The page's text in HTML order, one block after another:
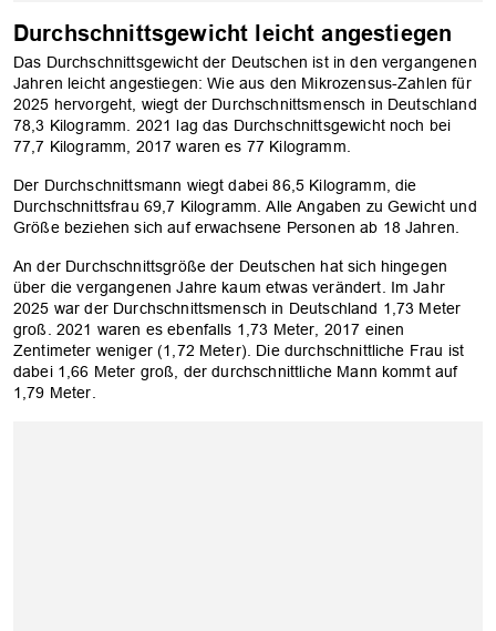
OK
Durchschnittsgewicht leicht angestiegen
Das Durchschnittsgewicht der Deutschen ist in den vergangenen
Jahren leicht angestiegen: Wie aus den Mikrozensus-Zahlen für
2025 hervorgeht, wiegt der Durchschnittsmensch in Deutschland
78,3 Kilogramm. 2021 lag das Durchschnittsgewicht noch bei
77,7 Kilogramm, 2017 waren es 77 Kilogramm.
Der Durchschnittsmann wiegt dabei 86,5 Kilogramm, die
Durchschnittsfrau 69,7 Kilogramm. Alle Angaben zu Gewicht und
Größe beziehen sich auf erwachsene Personen ab 18 Jahren.
An der Durchschnittsgröße der Deutschen hat sich hingegen
über die vergangenen Jahre kaum etwas verändert. Im Jahr
2025 war der Durchschnittsmensch in Deutschland 1,73 Meter
groß. 2021 waren es ebenfalls 1,73 Meter, 2017 einen
Zentimeter weniger (1,72 Meter). Die durchschnittliche Frau ist
dabei 1,66 Meter groß, der durchschnittliche Mann kommt auf
1,79 Meter.